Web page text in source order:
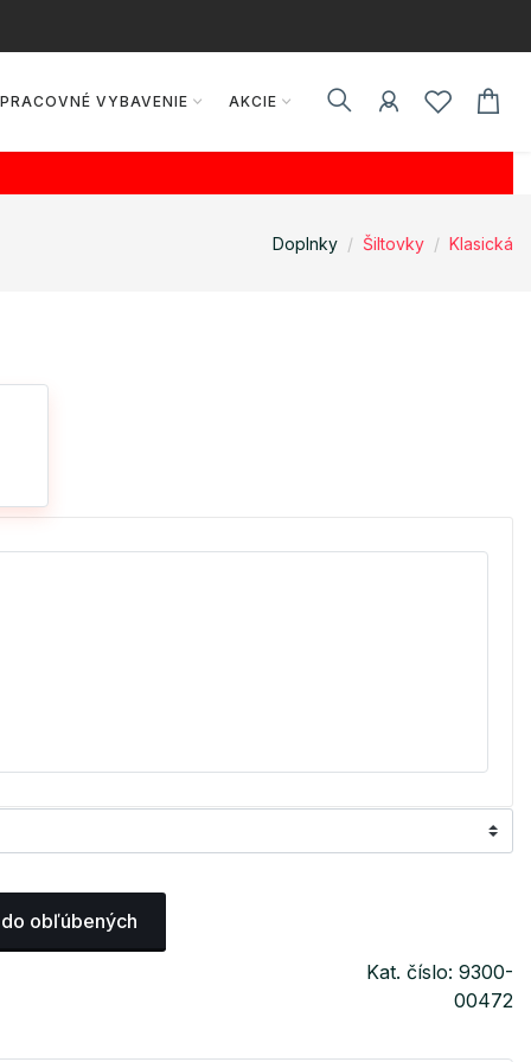
PRACOVNÉ VYBAVENIE AKCIE
Doplnky Šiltovky Klasická
obľúbených
Kat. číslo: 9300-
00472